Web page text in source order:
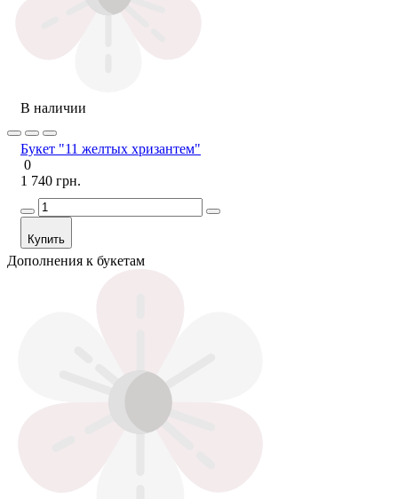
В наличии
Букет "11 желтых хризантем"
0
1 740 грн.
Купить
Дополнения к букетам